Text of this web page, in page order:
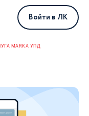
Войти в ЛК
MARKA УПД